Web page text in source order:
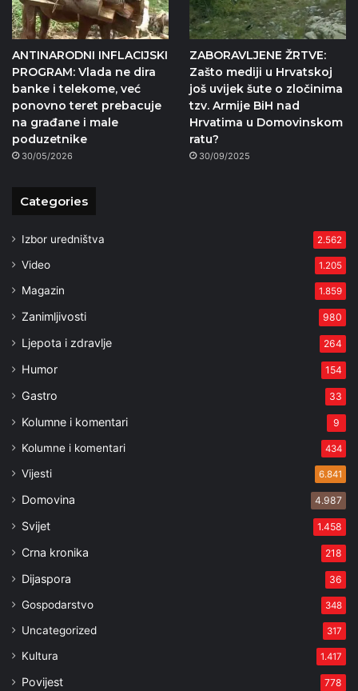
ANTINARODNI INFLACIJSKI
PROGRAM: Vlada ne dira
banke i telekome, već
ponovno teret prebacuje
na građane i male
poduzetnike
30/05/2026
ZABORAVLJENE ŽRTVE:
Zašto mediji u Hrvatskoj
još uvijek šute o zločinima
tzv. Armije BiH nad
Hrvatima u Domovinskom
ratu?
30/09/2025
Categories
Izbor uredništva 2.562
Video 1.205
Magazin 1.859
Zanimljivosti 980
Ljepota i zdravlje 264
Humor 154
Gastro 33
Kolumne i komentari 9
Kolumne i komentari 434
Vijesti 6.841
Domovina 4.987
Svijet 1.458
Crna kronika 218
Dijaspora 36
Gospodarstvo 348
Uncategorized 317
Kultura 1.417
Povijest 778